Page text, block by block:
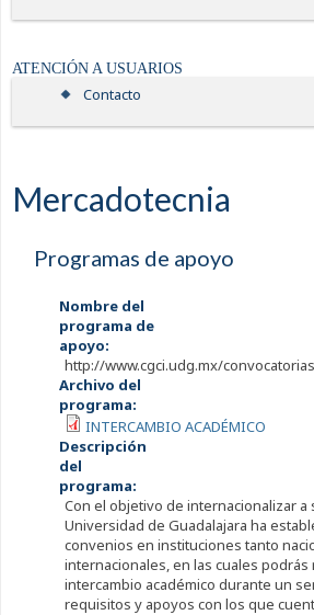
ATENCIÓN A USUARIOS
Contacto
Mercadotecnia
Programas de apoyo
Nombre del
programa de
apoyo:
http://www.cgci.udg.mx/convocatorias
Archivo del
programa:
INTERCAMBIO ACADÉMICO
Descripción
del
programa:
Con el objetivo de internacionalizar a
Universidad de Guadalajara ha
convenios en instituciones tanto
internacionales, en las cuales podrás
intercambio académico durante un
requisitos y apoyos con los que